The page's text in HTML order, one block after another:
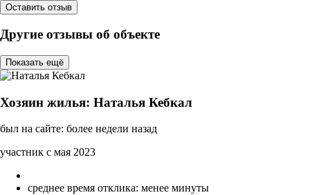
Оставить отзыв
Другие отзывы об объекте
Показать ещё
Хозяин жилья: Наталья Кебкал
был на сайте: более недели назад
участник с мая 2023
среднее время отклика: менее минуты